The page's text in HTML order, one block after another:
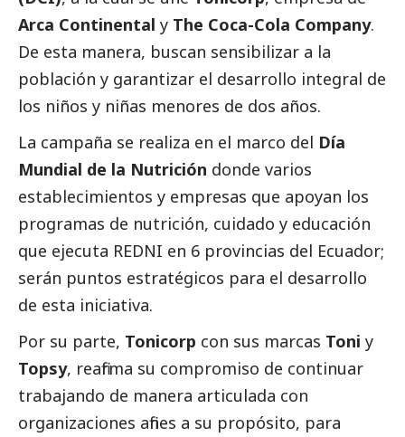
Arca Continental y The Coca-Cola Company.
De esta manera, buscan sensibilizar a la
población y garantizar el desarrollo integral de
los niños y niñas menores de dos años.
La campaña se realiza en el marco del Día
Mundial de la Nutrición donde varios
establecimientos y empresas que apoyan los
programas de nutrición, cuidado y educación
que ejecuta REDNI en 6 provincias del Ecuador;
serán puntos estratégicos para el desarrollo
de esta iniciativa.
Por su parte, Tonicorp con sus marcas Toni y
Topsy, reafirma su compromiso de continuar
trabajando de manera articulada con
organizaciones afines a su propósito, para